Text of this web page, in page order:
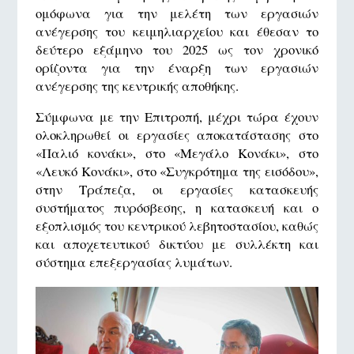
ομόφωνα για την μελέτη των εργασιών
ανέγερσης του κειμηλιαρχείου και έθεσαν το
δεύτερο εξάμηνο του 2025 ως τον χρονικό
ορίζοντα για την έναρξη των εργασιών
ανέγερσης της κεντρικής αποθήκης.
Σύμφωνα με την Επιτροπή, μέχρι τώρα έχουν
ολοκληρωθεί οι εργασίες αποκατάστασης στο
«Παλιό κονάκι», στο «Μεγάλο Κονάκι», στο
«Λευκό Κονάκι», στο «Συγκρότημα της εισόδου»,
στην Τράπεζα, οι εργασίες κατασκευής
συστήματος πυρόσβεσης, η κατασκευή και ο
εξοπλισμός του κεντρικού λεβητοστασίου, καθώς
και αποχετευτικού δικτύου με συλλέκτη και
σύστημα επεξεργασίας λυμάτων.